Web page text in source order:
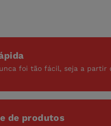
foi tão fácil, seja a partir
de produtos